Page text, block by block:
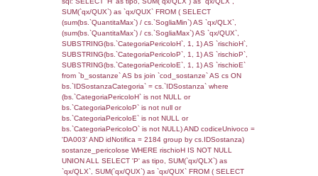
cod_territori_tipologia.IDTerritorioTP)
(((f_territori_limitrofi.IDNotifica)=5549) AND
((f_territori_limitrofi.IDTipoTerritorio)=6)),
0.071173191070557
sql: SELECT f_territori_limitrofi.Distanza,
f_territori_limitrofi.Direzione,
f_territori_limitrofi.Denominazione,
rofi.DescAltro FROM f_territori_limitrofi
cod_territori_tipologia ON